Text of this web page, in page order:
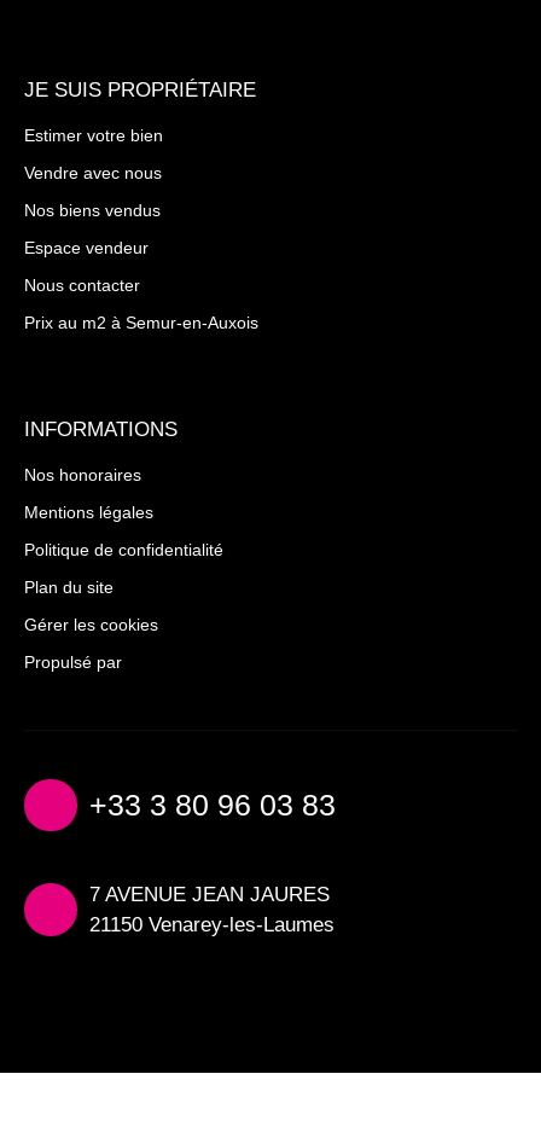
JE SUIS PROPRIÉTAIRE
Estimer votre bien
Vendre avec nous
Nos biens vendus
Espace vendeur
Nous contacter
Prix au m2 à Semur-en-Auxois
INFORMATIONS
Nos honoraires
Mentions légales
Politique de confidentialité
Plan du site
Gérer les cookies
Propulsé par
+33 3 80 96 03 83
7 AVENUE JEAN JAURES
21150 Venarey-les-Laumes